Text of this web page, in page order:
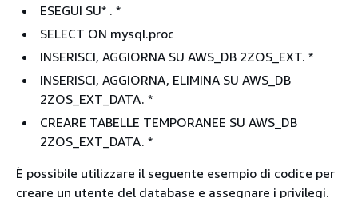
ESEGUI SU* . *
SELECT ON mysql.proc
INSERISCI, AGGIORNA SU AWS_DB 2ZOS_EXT. *
INSERISCI, AGGIORNA, ELIMINA SU AWS_DB
2ZOS_EXT_DATA. *
CREARE TABELLE TEMPORANEE SU AWS_DB
2ZOS_EXT_DATA. *
È possibile utilizzare il seguente esempio di codice per
creare un utente del database e assegnare i privilegi.